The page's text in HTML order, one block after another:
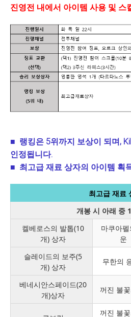
진영전 내에서 아이템 사용 및 스
■ 랭킹은 5위까지 보상이 되며,
인정됩니다.
■ 최고급 재료 상자의 아이템 획
최고급 재료
개봉 시 아래 중
켈베로스의 발톱(10
개) 상자
마쿠아펠
운
슬레이드의 보주(5
개) 상자
무한의
베네시안스페이드(20
개)상자
꺼진 불
꺼진 불